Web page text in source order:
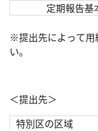
定期報告基
※提出先によって用
い。
＜提出先＞
特別区の区域